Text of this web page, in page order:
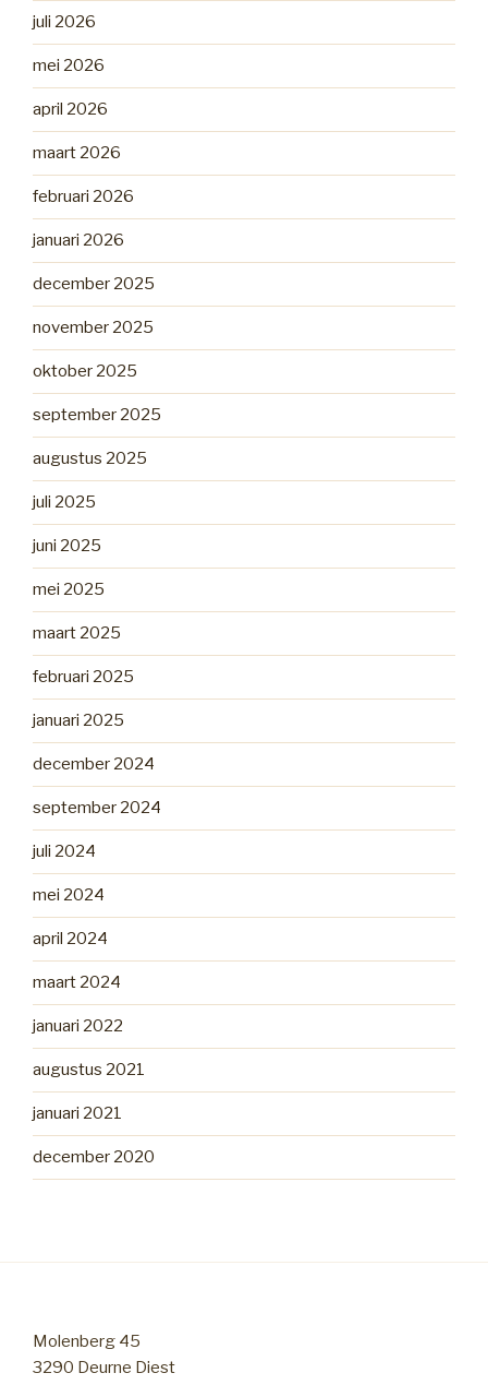
juli 2026
mei 2026
april 2026
maart 2026
februari 2026
januari 2026
december 2025
november 2025
oktober 2025
september 2025
augustus 2025
juli 2025
juni 2025
mei 2025
maart 2025
februari 2025
januari 2025
december 2024
september 2024
juli 2024
mei 2024
april 2024
maart 2024
januari 2022
augustus 2021
januari 2021
december 2020
Molenberg 45
3290 Deurne Diest